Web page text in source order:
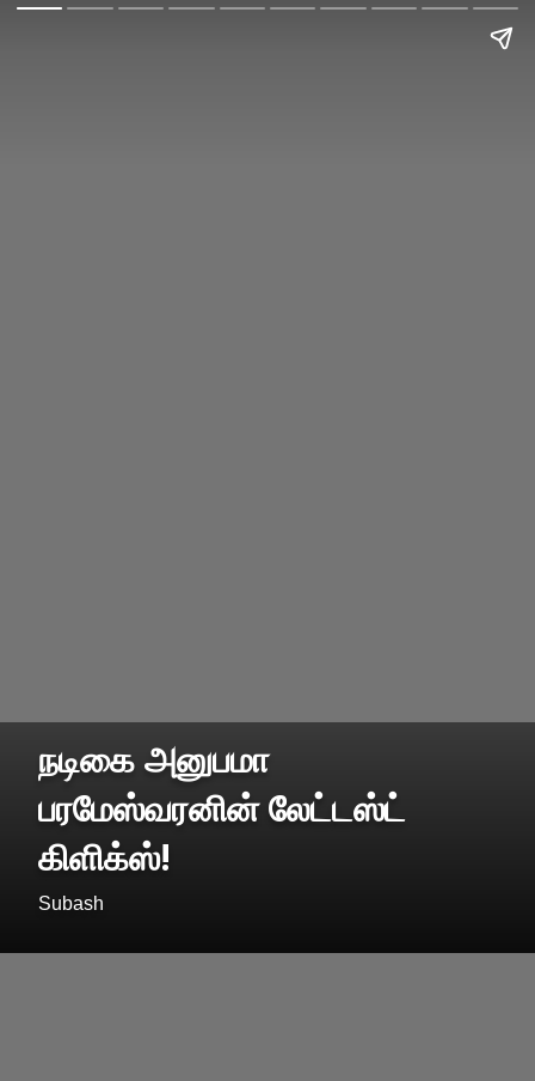
நடிகை அனுபமா
பரமேஸ்வரனின் லேட்டஸ்ட்
கிளிக்ஸ்!
Subash